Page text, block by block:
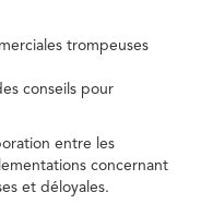
trompeuses
conseils pour
entre les
concernant
et déloyales.